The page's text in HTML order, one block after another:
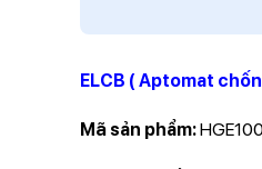
ELCB ( Aptomat
Mã sản phẩm: